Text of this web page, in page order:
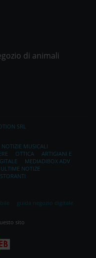
di animali
SRL
NOTIZIE MUSICALI
OTTICA
ARTIGIANI E
MEDIADIBOX ADV
ULTIME NOTIZE
guida negozio digitale
sito